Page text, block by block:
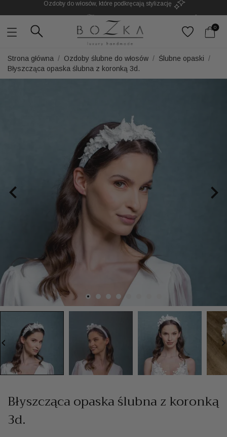
Powstają w Polsce z dużym udziałem pracy ręcznej
Twój znak rozpoznawczy. Nie kolejny dodatek 0
Strona główna Ozdoby ślubne do włosów
Ślubne opaski
Błyszcząca opaska ślubna z koronką 3d.
 
Błyszcząca opaska ślubna z koronką
3d.